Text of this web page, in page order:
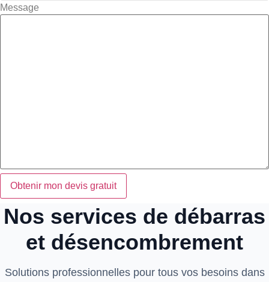
Message
Obtenir mon devis gratuit
Nos services de débarras
et désencombrement
Solutions professionnelles pour tous vos besoins dans